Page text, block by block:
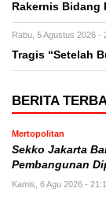
Rakernis Bidang
Rabu, 5 Agustus 2026 -
Tragis “Setelah
BERITA
Mertopolitan
Sekko Jakarta
Pembangunan
Kamis, 6 Agu 2026 -